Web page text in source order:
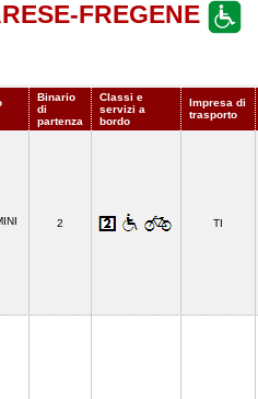
FREGENE
Binario
di
partenza
Classi e
servizi a
bordo
Impresa di
trasporto
2 TI